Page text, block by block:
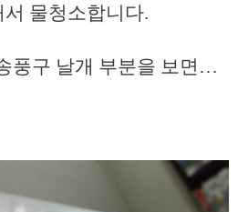
물청소합니다.
풍구 날개 부분을 보면…